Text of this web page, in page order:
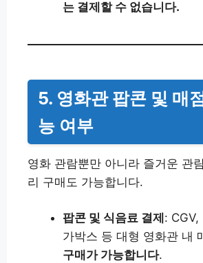
는 결제할 수 없습니다.
5. 영화관 팝콘 및 매
능 여부
영화 관람뿐만 아니라 즐거운 관
리 구매도 가능합니다.
팝콘 및 식음료 결제 : CGV,
가박스 등 대형 영화관 내
구매가 가능합니다.